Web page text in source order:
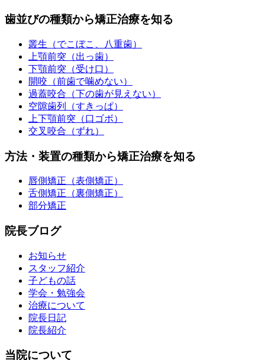
歯並びの種類から矯正治療を知る
叢生（でこぼこ、八重歯）
上顎前突（出っ歯）
下顎前突（受け口）
開咬（前歯で噛めない）
過蓋咬合（下の歯が見えない）
空隙歯列（すきっぱ）
上下顎前突（口ゴボ）
交叉咬合（ずれ）
方法・装置の種類から矯正治療を知る
唇側矯正（表側矯正）
舌側矯正（裏側矯正）
部分矯正
院長ブログ
お知らせ
スタッフ紹介
子どもの話
学会・勉強会
治療について
院長日記
院長紹介
当院について